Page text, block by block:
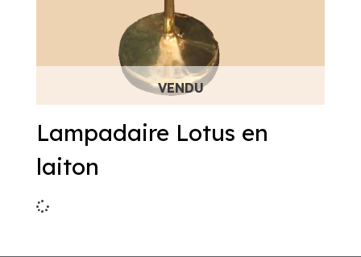
Lampadaire Lotus en
laiton